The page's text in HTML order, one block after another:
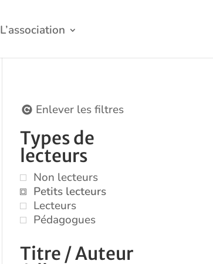
L’association
Enlever les filtres
Types de
lecteurs
Non lecteurs
Petits lecteurs
Lecteurs
Pédagogues
Titre / Auteur